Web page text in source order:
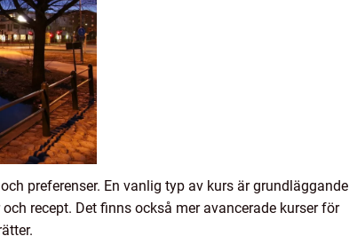
preferenser. En vanlig typ av kurs är grundläggande
recept. Det finns också mer avancerade kurser för